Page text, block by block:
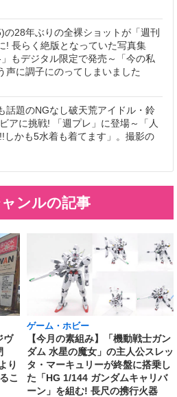
の28年ぶりの全裸ショットが「週刊
! 長らく絶版となっていた写真集
」もデジタル限定で発売～「今の私
声に調子にのってしまいました
話題のNGなし破天荒アイドル・鈴
アに挑戦! 「週プレ」に登場～「人
しかも5水着も着てます」。撮影の
ンルの記事
ヴ
り
こ
ゲーム・ホビー
【今月の素組み】「機動戦士ガン
ダム 水星の魔女」の主人公スレッ
タ・マーキュリーが終盤に搭乗し
た「HG 1/144 ガンダムキャリバ
ーン」を組む! 長尺の携行火器